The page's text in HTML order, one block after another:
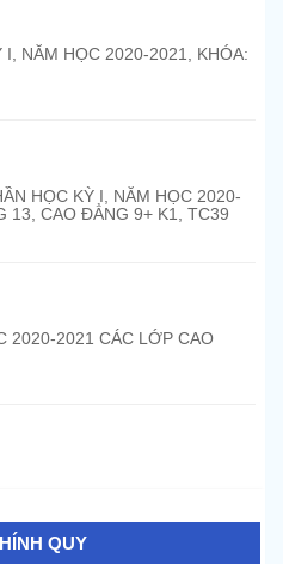
NĂM HỌC 2020-2021, KHÓA:
HỌC KỲ I, NĂM HỌC 2020-
13, CAO ĐẲNG 9+ K1, TC39
2020-2021 CÁC LỚP CAO
QUY